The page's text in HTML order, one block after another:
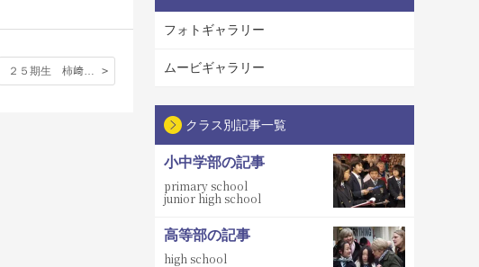
２５期生 柿﨑さん
フォトギャラリー
ムービギャラリー
クラス別記事一覧
小中学部の記事
primary school
junior high school
高等部の記事
high school